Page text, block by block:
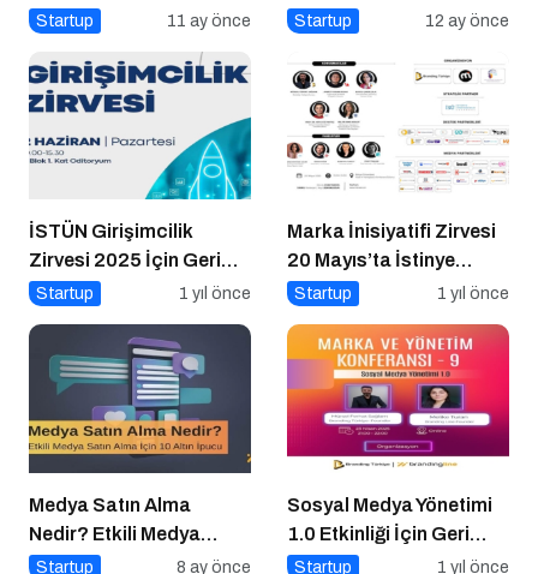
Kişisel Markalaşma
Startup 11 ay önce
Growht Marketıng Nasıl
Startup 12 ay önce
İSTÜN Girişimcilik
Zirvesi 2025 İçin Geri
Sayım
Startup 1 yıl önce
Marka İnisiyatifi Zirvesi
20 Mayıs’ta İstinye
Üniversitesi’nde!
Startup 1 yıl önce
Medya Satın Alma
Nedir? Etkili Medya
Satın Alma İçin 10 Altın
Startup 8 ay önce
Sosyal Medya Yönetimi
1.0 Etkinliği İçin Geri
Sayım!
Startup 1 yıl önce